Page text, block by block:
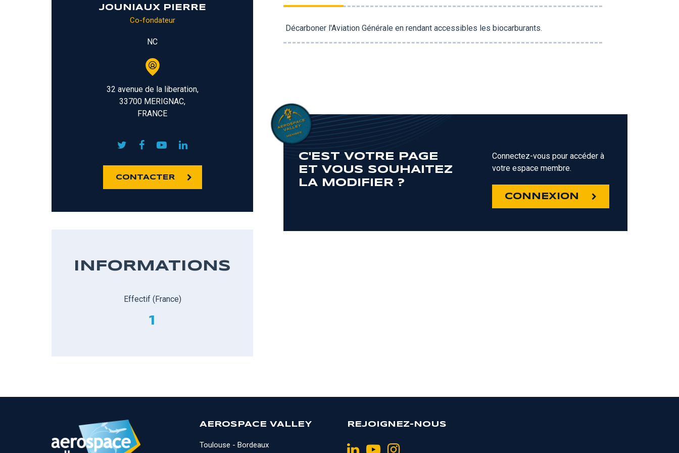
JOUNIAUX PIERRE
Co-fondateur
NC
32 avenue de la liberation,
33700 MERIGNAC,
FRANCE
CONTACTER
INFORMATIONS
Effectif (France)
1
Décarboner l'Aviation Générale en rendant accessibles les biocarburants.
C'EST VOTRE PAGE
ET VOUS SOUHAITEZ
LA MODIFIER ?
Connectez-vous pour accéder à
votre espace membre.
CONNEXION
AEROSPACE VALLEY
Toulouse - Bordeaux
REJOIGNEZ-NOUS